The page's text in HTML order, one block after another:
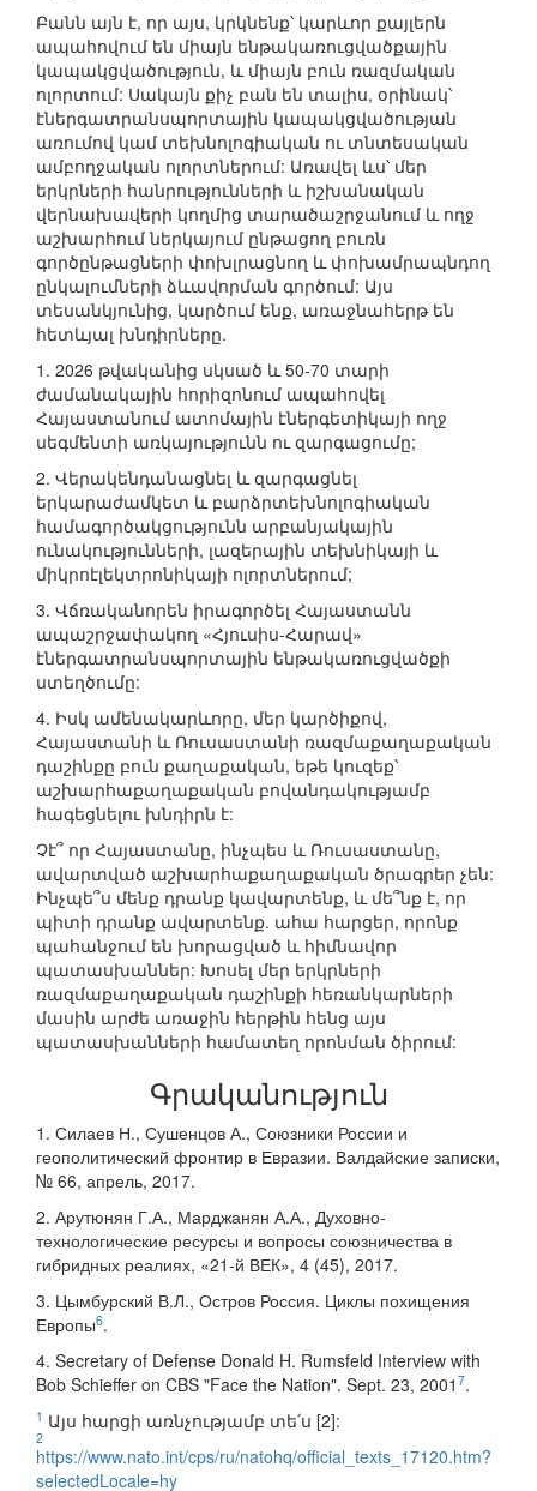
Բանն այն է, որ այս, կրկնենք՝ կարևոր քայլերն
ապահովում են միայն ենթակառուցվածքային
կապակցվածություն, և միայն բուն ռազմական
ոլորտում: Սակայն քիչ բան են տալիս, օրինակ՝
էներգատրանսպորտային կապակցվածության
առումով կամ տեխնոլոգիական ու տնտեսական
ամբողջական ոլորտներում: Առավել ևս՝ մեր
երկրների հանրությունների և իշխանական
վերնախավերի կողմից տարածաշրջանում և ողջ
աշխարհում ներկայում ընթացող բուռն
գործընթացների փոխլրացնող և փոխամրապնդող
ընկալումների ձևավորման գործում: Այս
տեսանկյունից, կարծում ենք, առաջնահերթ են
հետևյալ խնդիրները.
1. 2026 թվականից սկսած և 50-70 տարի
ժամանակային հորիզոնում ապահովել
Հայաստանում ատոմային էներգետիկայի ողջ
սեգմենտի առկայությունն ու զարգացումը;
2. Վերակենդանացնել և զարգացնել
երկարաժամկետ և բարձրտեխնոլոգիական
համագործակցությունն արբանյակային
ունակությունների, լազերային տեխնիկայի և
միկրոէլեկտրոնիկայի ոլորտներում;
3. Վճռականորեն իրագործել Հայաստանն
ապաշրջափակող «Հյուսիս-Հարավ»
էներգատրանսպորտային ենթակառուցվածքի
ստեղծումը:
4. Իսկ ամենակարևորը, մեր կարծիքով,
Հայաստանի և Ռուսաստանի ռազմաքաղաքական
դաշինքը բուն քաղաքական, եթե կուզեք՝
աշխարհաքաղաքական բովանդակությամբ
հագեցնելու խնդիրն է:
Չէ՞ որ Հայաստանը, ինչպես և Ռուսաստանը,
ավարտված աշխարհաքաղաքական ծրագրեր չեն:
Ինչպե՞ս մենք դրանք կավարտենք, և մե՞նք է, որ
պիտի դրանք ավարտենք. ահա հարցեր, որոնք
պահանջում են խորացված և հիմնավոր
պատասխաններ: Խոսել մեր երկրների
ռազմաքաղաքական դաշինքի հեռանկարների
մասին արժե առաջին հերթին հենց այս
պատասխանների համատեղ որոնման ծիրում:
Գրականություն
1. Силаев Н., Сушенцов А., Союзники России и
геополитический фронтир в Евразии. Валдайские записки,
№ 66, апрель, 2017.
2. Арутюнян Г.А., Марджанян А.А., Духовно-
технологические ресурсы и вопросы союзничества в
гибридных реалиях, «21-й ВЕК», 4 (45), 2017.
3. Цымбурский В.Л., Остров Россия. Циклы похищения
Европы6.
4. Secretary of Defense Donald H. Rumsfeld Interview with
Bob Schieffer on CBS "Face the Nation". Sept. 23, 2001 7.
1 Այս հարցի առնչությամբ տե՛ս [2]:
2
https://www.nato.int/cps/ru/natohq/official_texts_17120.htm?
selectedLocale=hy